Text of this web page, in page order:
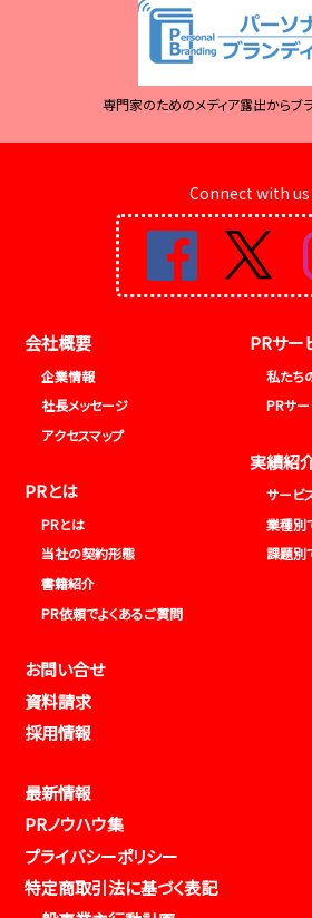
専門家のためのメディア露出からブ
Connect with us
会社概要
企業情報
社長メッセージ
アクセスマップ
PRとは
PRとは
当社の契約形態
書籍紹介
PR依頼でよくあるご質問
PRサー
私たち
PRサ
実績紹
サービ
業種別
課題別
お問い合せ
資料請求
採用情報
最新情報
PRノウハウ集
プライバシーポリシー
特定商取引法に基づく表記